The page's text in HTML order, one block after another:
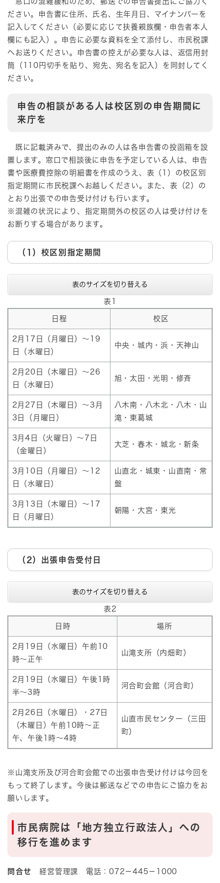
ださい。申告書に住所、氏名、生年月日、マイナンバーを
記入してください（必要に応じて扶養親族欄・申告者本人
欄にも記入）。申告に必要な資料を全て添付し、市民税課
へお送りください。申告書の控えが必要な人は、返信用封
筒（110円切手を貼り、宛先、宛名を記入）を同封してく
ださい。
申告の相談がある人は校区別の申告期間に
来庁を
既に記載済みで、提出のみの人は各申告書の投函箱を設
置します。窓口で相談後に申告を予定している人は、申告
書や医療費控除の明細書を作成のうえ、表（1）の校区別
指定期間に市民税課へお越しください。また、表（2）の
とおり出張での申告受け付けも行います。
※混雑の状況により、指定期間外の校区の人は受け付けを
お断りする場合があります。
（1）校区別指定期間
表のサイズを切り替える
表1
日程 校区
2月17日（月曜日）～19
日（水曜日）
中央・城内・浜・天神山
2月20日（木曜日）～26
日（水曜日）
旭・太田・光明・修斉
2月27日（木曜日）～3月
3日（月曜日）
八木南・八木北・八木・山
滝・東葛城
3月4日（火曜日）～7日
（金曜日）
大芝・春木・城北・新条
3月10日（月曜日）～12
日（水曜日）
山直北・城東・山直南・常
盤
3月13日（木曜日）～17
日（月曜日）
朝陽・大宮・東光
（2）出張申告受付日
表のサイズを切り替える
表2
日時 場所
2月19日（水曜日）午前10
時～正午
山滝支所（内畑町）
2月19日（水曜日）午後1時
半～3時
河合町会館（河合町）
2月26日（水曜日）・27日
（木曜日）午前10時～正
午、午後1時～4時
山直市民センター（三田
町）
※山滝支所及び河合町会館での出張申告受け付けは今回を
もって終了します。今後は郵送などでの申告にご協力をお
願いします。
市民病院は「地方独立行政法人」への
移行を進めます
問合せ 経営管理課 電話：072－445－1000